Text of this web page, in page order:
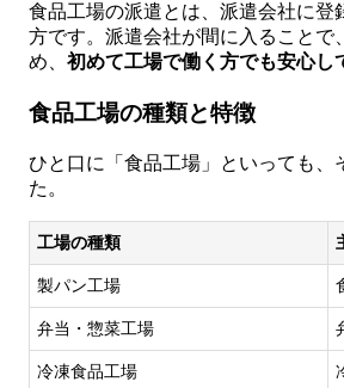
食品工場の派遣とは、派遣会社に登
方です。派遣会社が間に入ること
め、 初めて工場で働く方でも安心し
食品工場の種類と特徴
ひと口に「食品工場」といっても
た。
工場の種類
製パン工場
弁当・惣菜工場
冷凍食品工場